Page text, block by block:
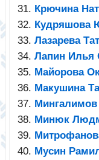
Крючина
Кудряшова
Лазарева
Лапин Илья
Майорова
Макушина
Мингалимов
Минюк
Мусин